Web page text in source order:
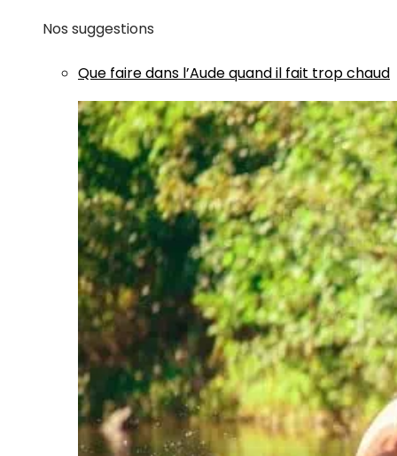
Nos suggestions
Que faire dans l’Aude quand il fait trop chaud